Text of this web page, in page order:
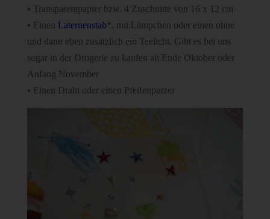
• Transparentpapier bzw. 4 Zuschnitte von 16 x 12 cm
• Einen Laternenstab *, mit Lämpchen oder einen ohne
und dann eben zusätzlich ein Teelicht. Gibt es bei uns
sogar in der Drogerie zu kaufen ab Ende Oktober oder
Anfang November
• Einen Draht oder einen Pfeifenputzer